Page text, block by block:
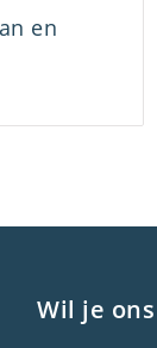
en
Wil je